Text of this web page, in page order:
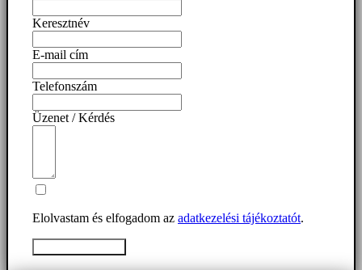
Keresztnév
E-mail cím
Telefonszám
Üzenet / Kérdés
Elolvastam és elfogadom az adatkezelési tájékoztatót.